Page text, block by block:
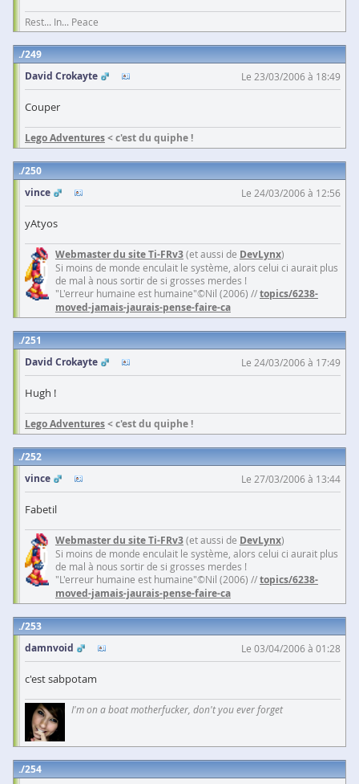
Rest... In... Peace
249
David Crokayte
Le 23/03/2006 à 18:49
Couper
Lego Adventures< c'est du quiphe !
250
vince
Le 24/03/2006 à 12:56
yAtyos
Webmaster du site Ti-FRv3(et aussi de DevLynx)
Si moins de monde enculait le système, alors celui ci aurait plus
de mal à nous sortir de si grosses merdes !
"L'erreur humaine est humaine"©Nil (2006) //topics/6238-
moved-jamais-jaurais-pense-faire-ca
251
David Crokayte
Le 24/03/2006 à 17:49
Hugh !
Lego Adventures< c'est du quiphe !
252
vince
Le 27/03/2006 à 13:44
Fabetil
Webmaster du site Ti-FRv3(et aussi de DevLynx)
Si moins de monde enculait le système, alors celui ci aurait plus
de mal à nous sortir de si grosses merdes !
"L'erreur humaine est humaine"©Nil (2006) //topics/6238-
moved-jamais-jaurais-pense-faire-ca
253
damnvoid
Le 03/04/2006 à 01:28
c'est sabpotam
I'm on a boat motherfucker, don't you ever forget
254